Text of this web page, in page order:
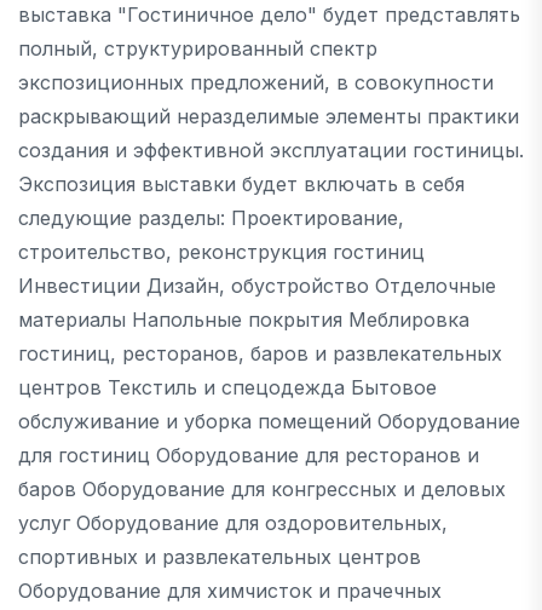
выставка "Гостиничное дело" будет представлять
полный, структурированный спектр
экспозиционных предложений, в совокупности
раскрывающий неразделимые элементы практики
создания и эффективной эксплуатации гостиницы.
Экспозиция выставки будет включать в себя
следующие разделы: Проектирование,
строительство, реконструкция гостиниц
Инвестиции Дизайн, обустройство Отделочные
материалы Напольные покрытия Меблировка
гостиниц, ресторанов, баров и развлекательных
центров Текстиль и спецодежда Бытовое
обслуживание и уборка помещений Оборудование
для гостиниц Оборудование для ресторанов и
баров Оборудование для конгрессных и деловых
услуг Оборудование для оздоровительных,
спортивных и развлекательных центров
Оборудование для химчисток и прачечных